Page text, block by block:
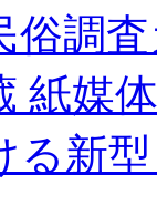
調査
紙媒
る新